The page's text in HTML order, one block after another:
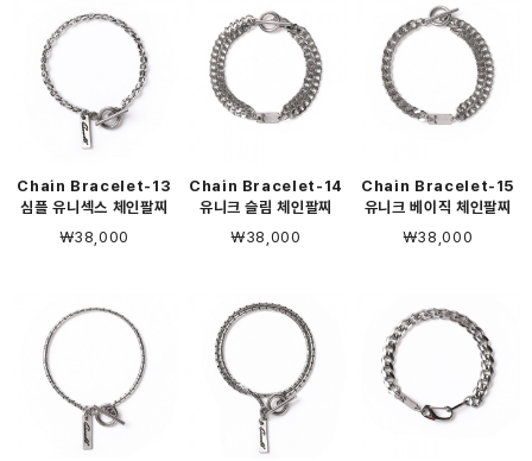
Chain Bracelet-13
심플 유니섹스 체인팔찌
￦38,000
Chain Bracelet-14
유니크 슬림 체인팔찌
￦38,000
Chain Bracelet-15
유니크 베이직 체인팔찌
￦38,000